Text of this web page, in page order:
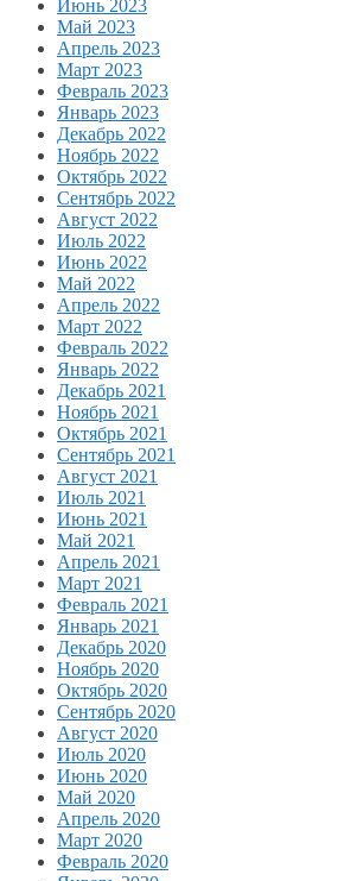
Июнь 2023
Май 2023
Апрель 2023
Март 2023
Февраль 2023
Январь 2023
Декабрь 2022
Ноябрь 2022
Октябрь 2022
Сентябрь 2022
Август 2022
Июль 2022
Июнь 2022
Май 2022
Апрель 2022
Март 2022
Февраль 2022
Январь 2022
Декабрь 2021
Ноябрь 2021
Октябрь 2021
Сентябрь 2021
Август 2021
Июль 2021
Июнь 2021
Май 2021
Апрель 2021
Март 2021
Февраль 2021
Январь 2021
Декабрь 2020
Ноябрь 2020
Октябрь 2020
Сентябрь 2020
Август 2020
Июль 2020
Июнь 2020
Май 2020
Апрель 2020
Март 2020
Февраль 2020